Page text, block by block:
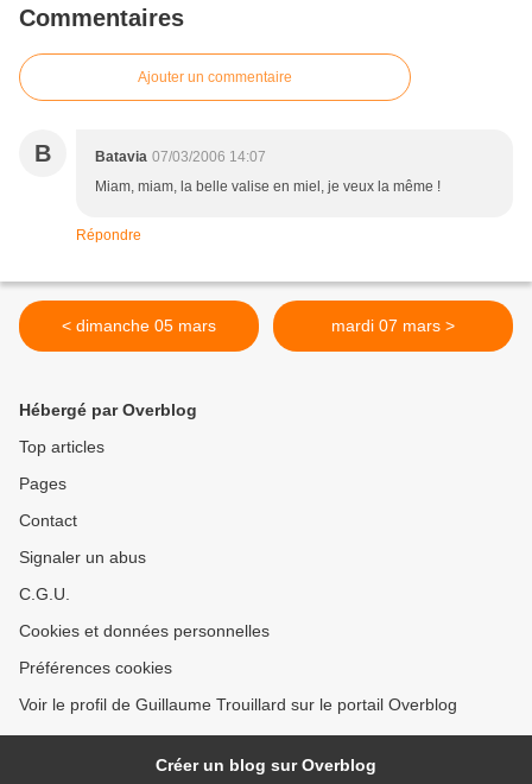
Commentaires
Ajouter un commentaire
B Batavia 07/03/2006 14:07
Miam, miam, la belle valise en miel, je veux la même !
Répondre
< dimanche 05 mars mardi 07 mars >
Hébergé par Overblog
Top articles
Pages
Contact
Signaler un abus
C.G.U.
Cookies et données personnelles
Préférences cookies
Voir le profil de Guillaume Trouillard sur le portail Overblog
Créer un blog sur Overblog